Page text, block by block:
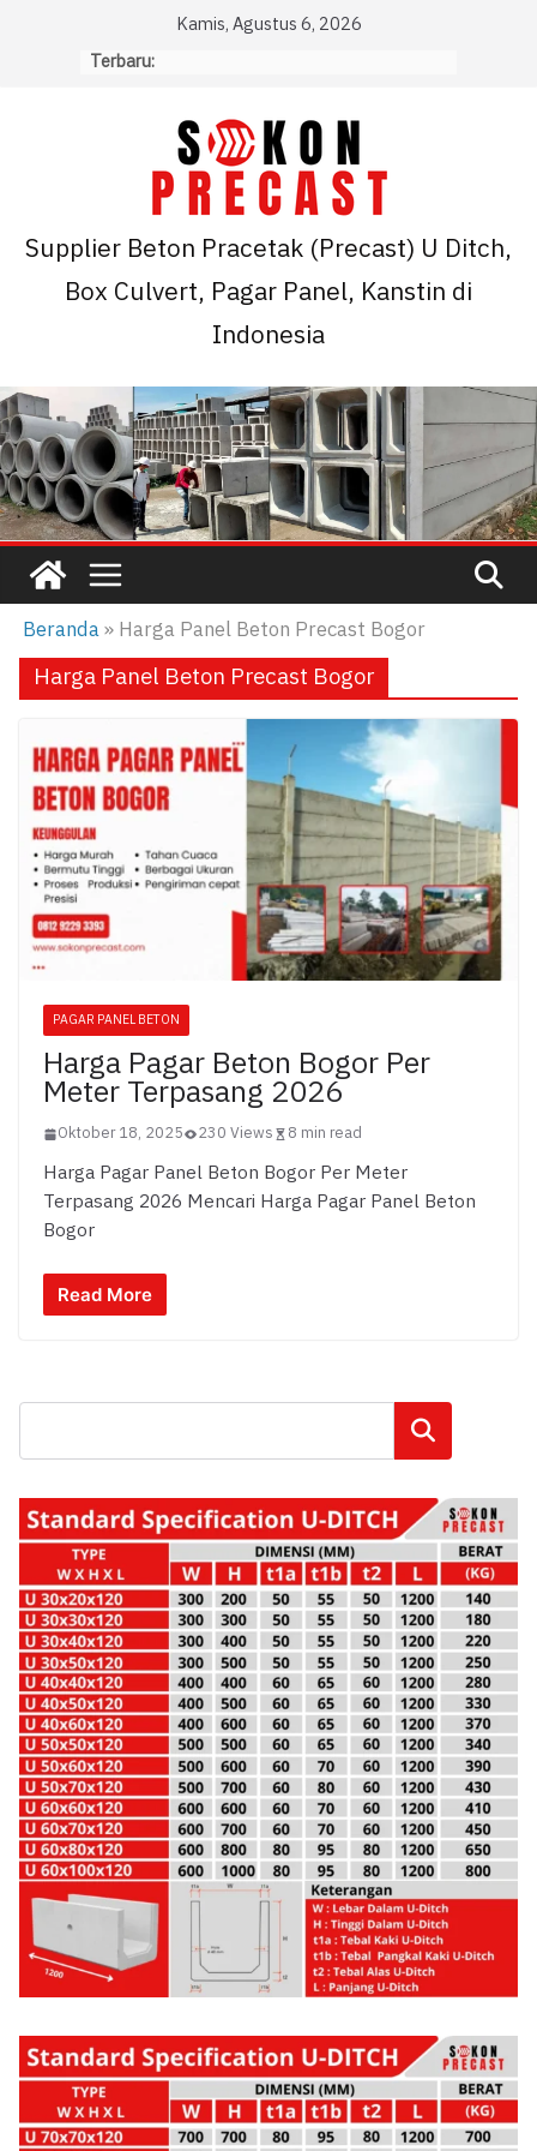
Kamis, Agustus 6, 2026
Terbaru:
Supplier Beton Pracetak (Precast) U Ditch,
Box Culvert, Pagar Panel, Kanstin di
Indonesia
Beranda» Harga Panel Beton Precast Bogor
Harga Panel Beton Precast Bogor
PAGAR PANEL BETON
Harga Pagar Beton Bogor Per
Meter Terpasang 2026
Oktober 18, 2025 230 Views 8 min read
Harga Pagar Panel Beton Bogor Per Meter
Terpasang 2026 Mencari Harga Pagar Panel Beton
Bogor
Read More
Cari